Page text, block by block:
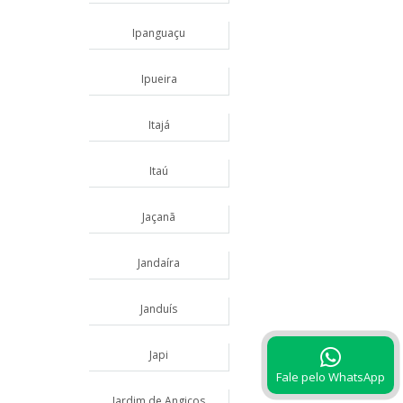
Ipanguaçu
Ipueira
Itajá
Itaú
Jaçanã
Jandaíra
Janduís
Japi
Fale pelo WhatsApp